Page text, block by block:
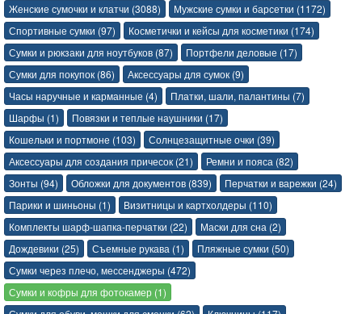
Женские сумочки и клатчи (3088)
Мужские сумки и барсетки (1172)
Спортивные сумки (97)
Косметички и кейсы для косметики (174)
Сумки и рюкзаки для ноутбуков (87)
Портфели деловые (17)
Сумки для покупок (86)
Аксессуары для сумок (9)
Часы наручные и карманные (4)
Платки, шали, палантины (7)
Шарфы (1)
Повязки и теплые наушники (17)
Кошельки и портмоне (103)
Солнцезащитные очки (39)
Аксессуары для создания причесок (21)
Ремни и пояса (82)
Зонты (94)
Обложки для документов (839)
Перчатки и варежки (24)
Парики и шиньоны (1)
Визитницы и картхолдеры (110)
Комплекты шарф-шапка-перчатки (22)
Маски для сна (2)
Дождевики (25)
Съемные рукава (1)
Пляжные сумки (50)
Сумки через плечо, мессенджеры (472)
Сумки и кофры для фотокамер (1)